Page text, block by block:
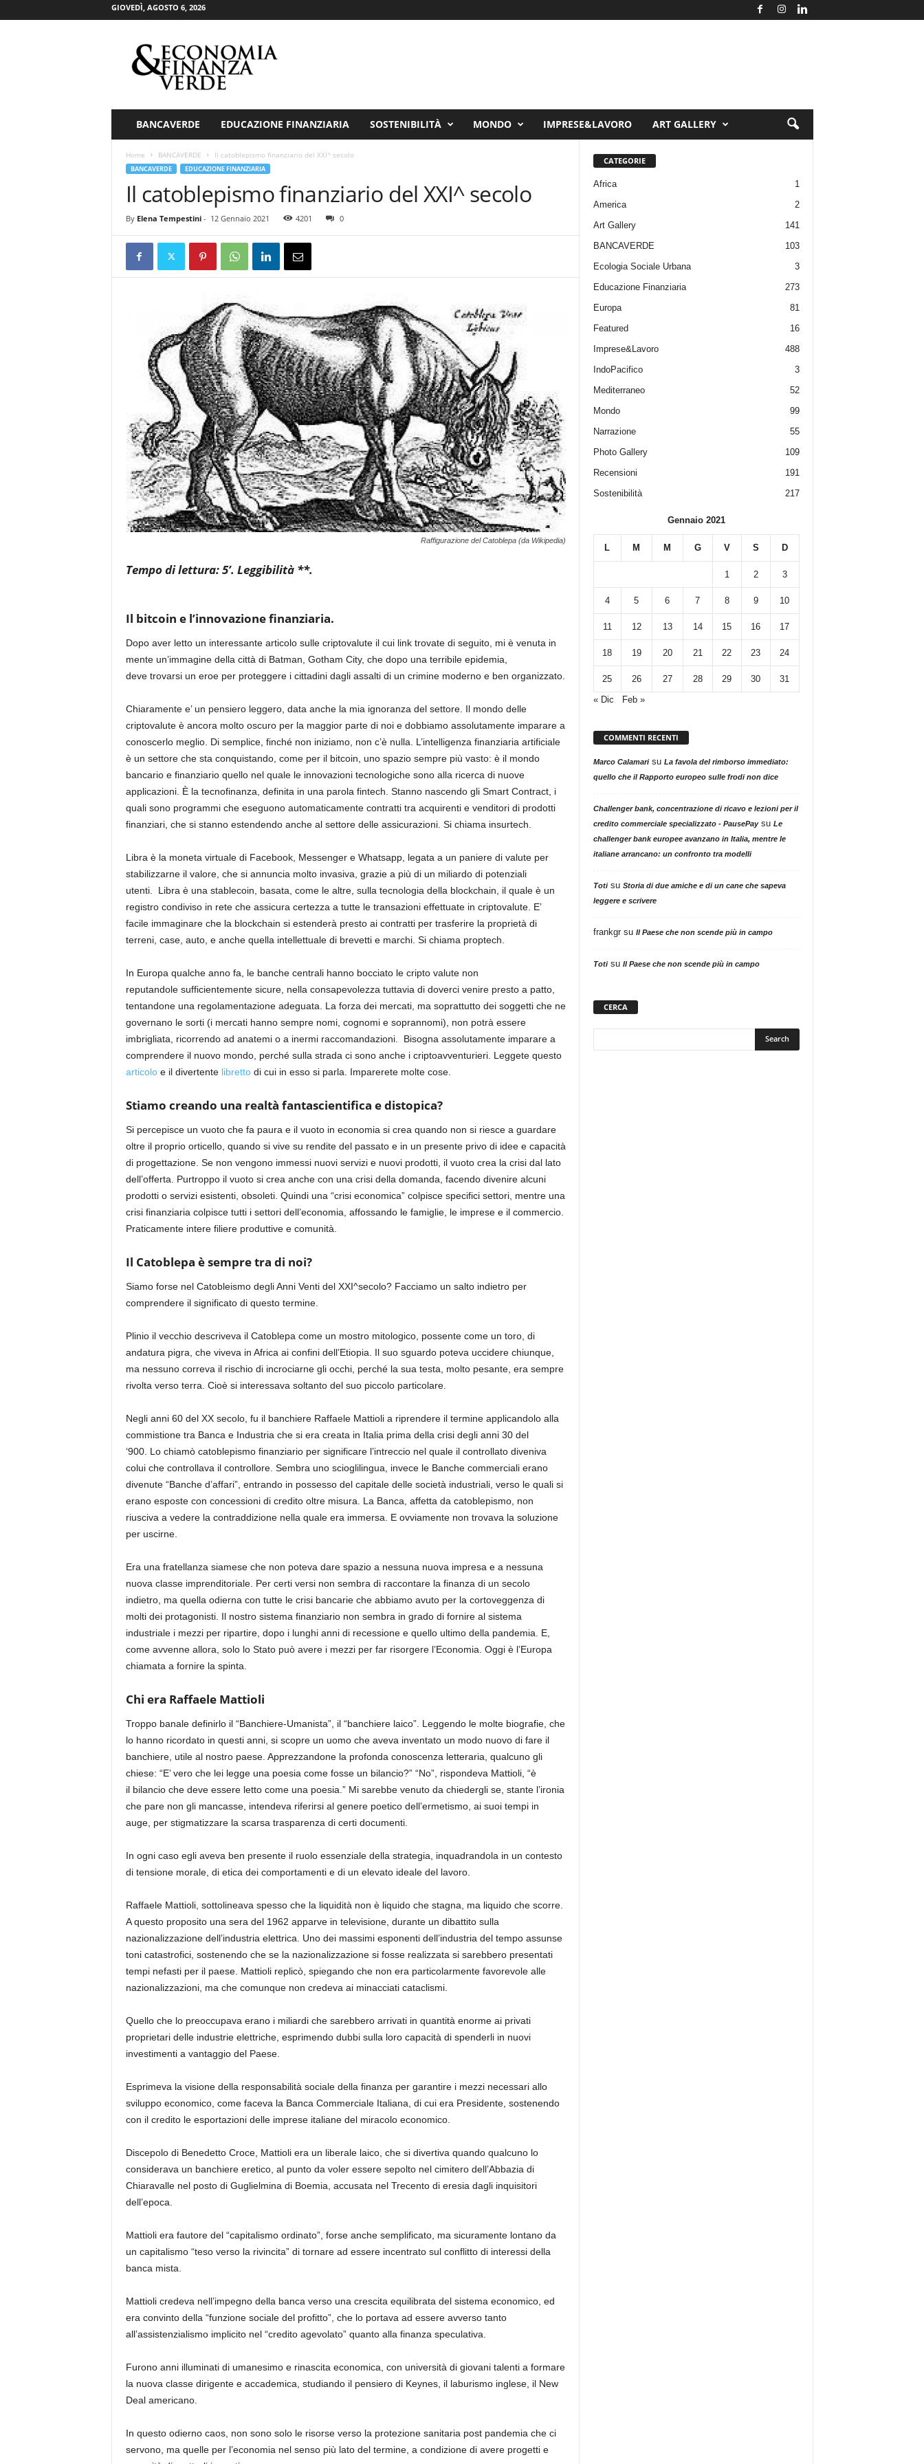
GIOVEDÌ, AGOSTO 6, 2026
z
e
BANCAVERDE EDUCAZIONE FINANZIARIA SOSTENIBILITÀ MONDO IMPRESE&LAVORO ART GALLERY
Home BANCAVERDE Il catoblepismo finanziario del XXI^ secolo
BANCAVERDE EDUCAZIONE FINANZIARIA
Il catoblepismo finanziario del XXI^ secolo
By Elena Tempestini- 12 Gennaio 2021 4201 0
Raffigurazione del Catoblepa (da Wikipedia)
Tempo di lettura: 5’. Leggibilità **.
Il bitcoin e l’innovazione finanziaria.
Dopo aver letto un interessante articolo sulle criptovalute il cui link trovate di seguito, mi è venuta in
mente un’immagine della città di Batman Gotham City, che dopo una terribile epidemia
devetrovarsi un eroe per proteggere i cittadini dagliassalti di un crimine moderno eben organizzato.
Chiaramentee’ un pensiero leggero, data anche la mia ignoranza del settore. Il mondo delle
criptovalute è ancora molto oscuro per la maggior parte di noi e dobbiamo assolutamente imparare a
conoscerlomeglio. Di semplice, finché non iniziamo, non c’è nulla L’intelligenza finanziaria artificiale
è un settore che sta conquistando, come per il bitcoin, uno spazio sempre più vasto: è il mondo
bancario e finanziarioquello nel qualele innovazioni tecnologiche sono alla ricerca di nuove
applicazioni. Èla tecnofinanza definita in una parola fintech Stanno nascendo gli Smart Contract, i
quali sono programmi che eseguono automaticamente contratti tra acquirenti e venditori di prodotti
finanziari, che si stanno estendendo anche al settore delle assicurazioni. Si chiama insurtech.
Libra è la moneta virtuale di Facebook, Messenger e Whatsapp, legata a un paniere di valute per
stabilizzarne il valore, che si annuncia molto invasiva, grazie a più di un miliardo di potenziali
utenti.
Libra è una stablecoin basata, comele altre, sulla tecnologia della blockchain il quale è un
registro condiviso in rete che assicura certezza a tutte le transazioni effettuate in criptovalute. E’
facile immaginare che la blockchain si estenderà presto ai contratti per trasferire la proprietà di
terreni, case, auto, e anche quella intellettuale di brevetti e marchi. Si chiama proptech.
In Europa qualche anno fa
le banche centrali hanno bocciato le cripto valute non
reputandole sufficientemente sicure, nella consapevolezza tuttavia di doverci venire presto a patto,
tentandone una regolamentazione adeguata. La forza dei mercati, ma soprattutto dei soggetti che ne
governano le sorti (i mercati hanno sempre nomi, cognomi e soprannomi), non potrà essere
imbrigliata, ricorrendo ad anatemi o a inermi raccomandazioni. Bisogna assolutamente imparare a
comprendere il nuovo mondo, perché sulla strada ci sono anche i criptoavventurieri. Leggete questo
articoloe il divertente librettodi cui in esso si parla. Imparerete molte cose.
Stiamo creando una realtà fantascientifica edistopica?
Si percepisce un vuoto che fa paura e il vuoto in economia si crea quando non si riesce a guardare
oltre il proprio orticello, quando si vive su rendite del passato e in un presente privo di idee e capacità
di progettazione. Se non vengono immessi nuovi servizi e nuovi prodotti, il vuoto crea la crisi dal lato
dell’offerta. Purtroppo il vuoto si crea anche con una crisi della domanda, facendo divenire alcuni
prodotti o servizi esistenti, obsoleti. Quindi una “crisi economica” colpisce specifici settori, mentre una
crisi finanziaria colpisce tutti i settori dell’economia, affossando le famiglie, le imprese e il commercio.
Praticamente intere filiere produttive e comunità.
Il Catoblepa è sempre tra di noi?
Siamo forse nel Catobleismo degli Anni Venti del XXI^secolo? Facciamo un salto indietro per
comprendere il significato di questo termine.
Plinio il vecchio descriveva il Catoblepa come un mostro mitologico, possente come un toro, di
andatura pigra, che viveva in Africa ai confini dell’Etiopia. Il suo sguardo poteva uccidere chiunque,
ma nessuno correva il rischio di incrociarne gli occhi, perché la sua testa, molto pesante, era sempre
rivolta verso terra. Cioè si interessava soltanto del suo piccolo particolare.
Negli anni 60 del XX secolo, fu il banchiere Raffaele Mattioli a riprendere il termine applicandolo alla
commistione tra Banca e Industria che si era creata in Italia prima della crisi degli anni30 del
‘900. Lo chiamò catoblepismo finanziario per significare l’intreccio nel quale il controllato diveniva
colui che controllava il controllore. Sembra uno scioglilingua, invece le Banche commerciali erano
divenute “Banche d’affari”, entrando in possesso del capitale delle società industriali, verso le quali si
erano esposte con concessioni di credito oltre misura . La Banca, affetta da catoblepismo, non
riusciva a vedere la contraddizione nella quale era immersa. E ovviamente non trovava la soluzione
per uscirne.
Era una fratellanza siamese che non poteva dare spazio a nessuna nuova impresa e a nessuna
nuova classe imprenditoriale. Per certi versi non sembra di raccontare la finanza di un secolo
indietro, ma quella odierna con tutte le crisi bancarie che abbiamo avuto per la cortoveggenza di
molti dei protagonisti. Il nostro sistema finanziario non sembra in grado di fornire al sistema
industriale i mezzi per ripartire, dopo i lunghi anni di recessione e quello ultimo della pandemia. E,
come avvenne allora, solo lo Stato può avere i mezzi per far risorgere l’Economia. Oggi è l’Europa
chiamata a fornire la spinta.
Chi era Raffaele Mattioli
Troppo banale definirlo il “Banchiere-Umanista”, il “banchiere laico”. Leggendo le molte biografie, che
lo hanno ricordato in questi anni, si scopre un uomo che aveva inventato un modo nuovo di fare il
banchiere, utile al nostro paese. Apprezzandone la profonda conoscenza letteraria, qualcuno gli
chiese: “E’ vero che lei legge una poesia come fosse un bilancio?” “No”, rispondeva Mattioli, “è
il bilancio che deve essere letto come una poesia.” Mi sarebbe venuto da chiedergli se, stante l’ironia
che pare non gli mancasse, intendeva riferirsi al genere poetico dell’ermetismo, ai suoi tempi in
auge, per stigmatizzare la scarsa trasparenza di certi documenti.
In ogni caso egli aveva ben presente il ruolo essenziale della strategia, inquadrandola in un contesto
di tensione morale, di etica dei comportamenti e di un elevato ideale del lavoro.
Raffaele Mattioli, sottolineava spesso che la liquidità non è liquido che stagna, ma liquido che scorre.
A questo proposito una sera del 1962 apparve in televisione, durante un dibattito sulla
nazionalizzazione dell’industria elettrica. Uno dei massimi esponenti dell’industria del tempo assunse
toni catastrofici, sostenendo che se la nazionalizzazione si fosse realizzata si sarebbero presentati
tempi nefasti per il paese. Mattioli replicò, spiegando che non era particolarmente favorevole alle
nazionalizzazioni, ma che comunque non credeva ai minacciati cataclismi.
Quello che lo preoccupava erano i miliardi che sarebbero arrivati in quantità enorme ai privati
proprietari delle industrie elettriche, esprimendo dubbi sulla loro capacità di spenderli in nuovi
investimenti a vantaggio del Paese.
Esprimeva la visione della responsabilità sociale della finanza per garantire i mezzi necessari allo
sviluppo economico, come faceva la Banca Commerciale Italiana , di cui era Presidente, sostenendo
con il credito le esportazioni delle imprese italiane del miracolo economico.
Discepolo di Benedetto Croce, Mattioli era un liberale laico, che si divertiva quando qualcuno lo
considerava un banchiere eretico, al punto da voler essere sepolto nel cimitero dell’Abbazia di
Chiaravalle nel posto di Guglielmina di Boemia, accusata nel Trecento di eresia dagli inquisitori
dell’epoca.
Mattioli era fautore del “capitalismo ordinato”, forse anche semplificato, ma sicuramente lontano da
un capitalismo “teso verso la rivincita” di tornare ad essere incentrato sul conflitto di interessi della
banca mista.
Mattioli credeva nell’impegno della banca verso una crescita equilibrata del sistema economico, ed
era convinto della “funzione sociale del profitto”, che lo portava ad essere avverso tanto
all’assistenzialismo implicito nel “credito agevolato” quanto alla finanza speculativa.
Furono anni illuminati di umanesimo e rinascita economica, con università di giovani talenti a formare
la nuova classe dirigente e accademica, studiando il pensiero di Keynes, il laburismo inglese, il New
Dealamericano.
In questo odierno caos, non sono solo le risorse verso la protezione sanitaria post pandemia che ci
servono, ma quelle per l’economia nel senso più lato del termine, a condizione di avere progetti e
CATEGORIE
Africa
1
America
2
Art Gallery
141
BANCAVERDE
103
Ecologia Sociale Urbana
3
Educazione Finanziaria
273
Europa
81
Featured
16
Imprese&Lavoro
488
IndoPacifico
3
Mediterraneo
52
Mondo
99
Narrazione
55
Photo Gallery
109
Recensioni
191
Sostenibilità
217
Gennaio 2021
L M M G V S D
1 2 3
4 5 6 7 8 9 10
11 12 13 14 15 16 17
18 19 20 21 22 23 24
25 26 27 28 29 30
31
« Dic
Feb »
COMMENTI RECENTI
Marco Calamarisu La favola del rimborso immediato:
quello che il Rapporto europeo sulle frodi non dice
Challenger bank, concentrazione di ricavo e lezioni per il
credito commerciale specializzato - PausePaysu Le
challenger bank europee avanzano in Italia, mentre le
italiane arrancano: un confronto tra modelli
Totisu Storia di due amiche e di un cane che sapeva
leggere e scrivere
frankgrsu Il Paese che non scende più in campo
Totisu Il Paese che non scende più in campo
CERCA